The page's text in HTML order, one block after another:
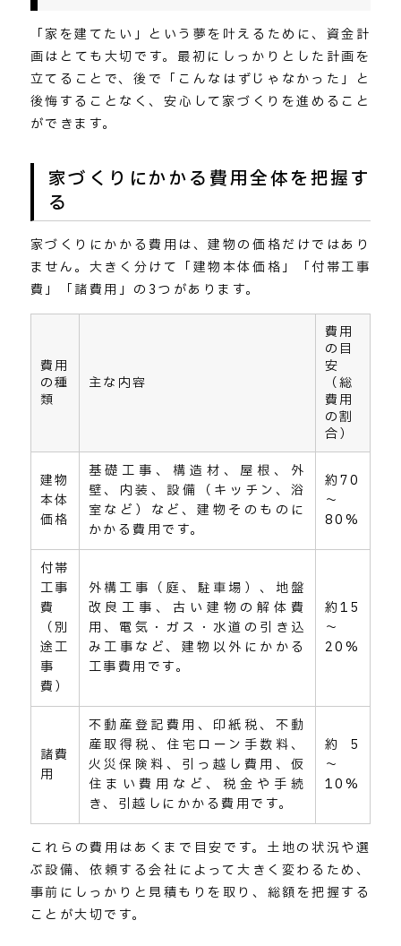
「家を建てたい」という夢を叶えるために、資金計
画はとても大切です。最初にしっかりとした計画を
立てることで、後で「こんなはずじゃなかった」と
後悔することなく、安心して家づくりを進めること
ができます。
家づくりにかかる費用全体を把握す
る
家づくりにかかる費用は、建物の価格だけではあり
ません。大きく分けて「建物本体価格」「付帯工事
費」「諸費用」の3つがあります。
費用
の種
類
主な内容
費用
の目
安
（総
費用
の割
合）
建物
本体
価格
基礎工事、構造材、屋根、外
壁、内装、設備（キッチン、浴
室など）など、建物そのものに
かかる費用です。
約70
～
80%
付帯
工事
費
（別
途工
事
費）
外構工事（庭、駐車場）、地盤
改良工事、古い建物の解体費
用、電気・ガス・水道の引き込
み工事など、建物以外にかかる
工事費用です。
約15
～
20%
諸費
用
不動産登記費用、印紙税、不動
産取得税、住宅ローン手数料、
火災保険料、引っ越し費用、仮
住まい費用など、税金や手続
き、引越しにかかる費用です。
約5
～
10%
これらの費用はあくまで目安です。土地の状況や選
ぶ設備、依頼する会社によって大きく変わるため、
事前にしっかりと見積もりを取り、総額を把握する
ことが大切です。